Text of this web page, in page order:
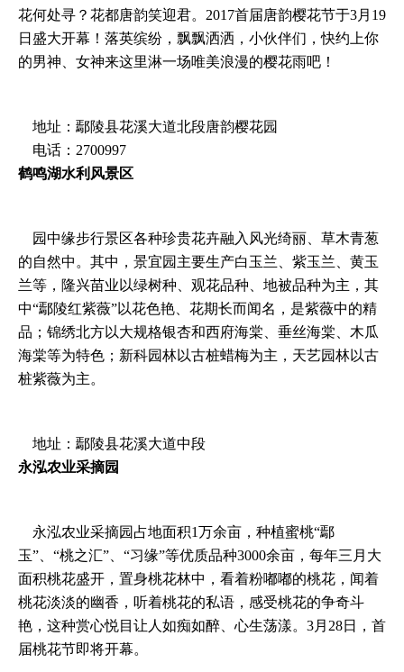
花何处寻？花都唐韵笑迎君。2017首届唐韵樱花节于3月19
日盛大开幕！落英缤纷，飘飘洒洒，小伙伴们，快约上你
的男神、女神来这里淋一场唯美浪漫的樱花雨吧！
地址：鄢陵县花溪大道北段唐韵樱花园
电话：2700997
鹤鸣湖水利风景区
园中缘步行景区各种珍贵花卉融入风光绮丽、草木青葱
的自然中。其中，景宜园主要生产白玉兰、紫玉兰、黄玉
兰等，隆兴苗业以绿树种、观花品种、地被品种为主，其
中“鄢陵红紫薇”以花色艳、花期长而闻名，是紫薇中的精
品；锦绣北方以大规格银杏和西府海棠、垂丝海棠、木瓜
海棠等为特色；新科园林以古桩蜡梅为主，天艺园林以古
桩紫薇为主。
地址：鄢陵县花溪大道中段
永泓农业采摘园
永泓农业采摘园占地面积1万余亩，种植蜜桃“鄢
玉”、“桃之汇”、“习缘”等优质品种3000余亩，每年三月大
面积桃花盛开，置身桃花林中，看着粉嘟嘟的桃花，闻着
桃花淡淡的幽香，听着桃花的私语，感受桃花的争奇斗
艳，这种赏心悦目让人如痴如醉、心生荡漾。3月28日，首
届桃花节即将开幕。